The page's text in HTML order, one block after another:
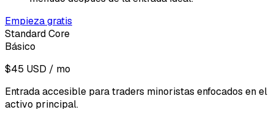
Empieza gratis
Standard Core
Básico
$45 USD / mo
Entrada accesible para traders minoristas enfocados en el
activo principal.